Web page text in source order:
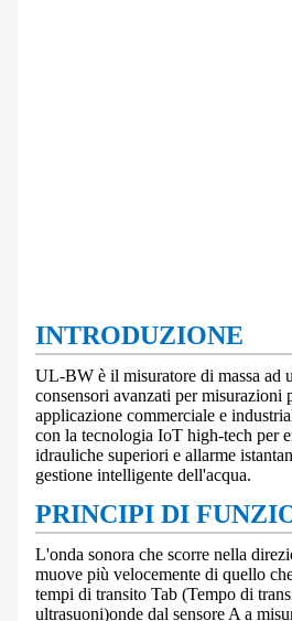
INTRODUZIONE
UL-BW è il misuratore di massa ad
consensori avanzati per misurazioni
applicazione commerciale e
con la tecnologia IoT high-tech per
idrauliche superiori e allarme
gestione intelligente dell'acqua.
PRINCIPI DI
L'onda sonora che scorre nella
muove più velocemente di quello
tempi di transito Tab (Tempo di
ultrasuoni)onde dal sensore A a